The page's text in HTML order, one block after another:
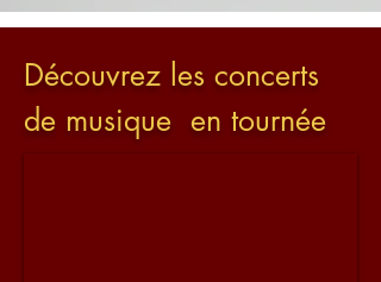
Découvrez les concerts
de musique en tournée